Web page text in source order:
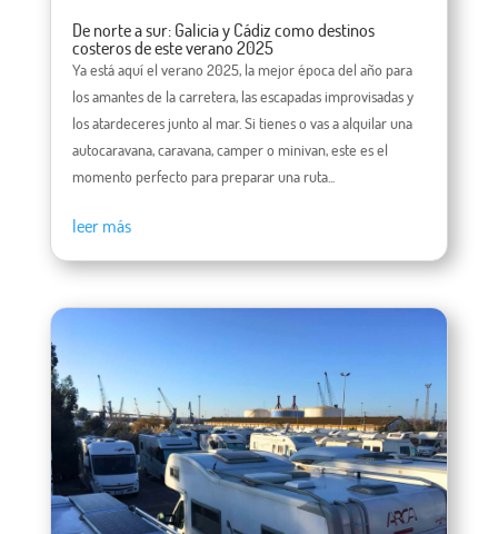
De norte a sur: Galicia y Cádiz como destinos
costeros de este verano 2025
Ya está aquí el verano 2025, la mejor época del año para
los amantes de la carretera, las escapadas improvisadas y
los atardeceres junto al mar. Si tienes o vas a alquilar una
autocaravana, caravana, camper o minivan, este es el
momento perfecto para preparar una ruta...
leer más